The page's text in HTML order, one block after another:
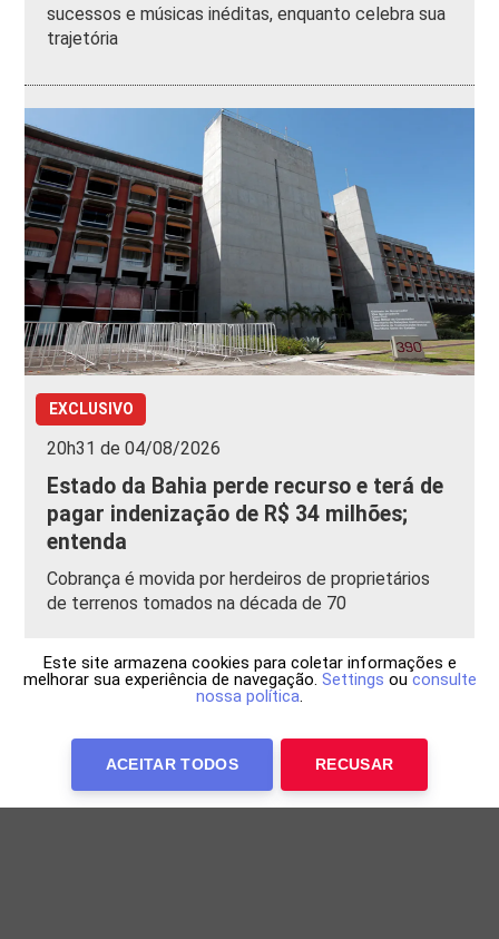
sucessos e músicas inéditas, enquanto celebra sua
trajetória
EXCLUSIVO
20h31 de 04/08/2026
Estado da Bahia perde recurso e terá de
pagar indenização de R$ 34 milhões;
entenda
Cobrança é movida por herdeiros de proprietários
de terrenos tomados na década de 70
Este site armazena cookies para coletar informações e
melhorar sua experiência de navegação. Settings ou consulte
nossa política.
ACEITAR TODOS RECUSAR